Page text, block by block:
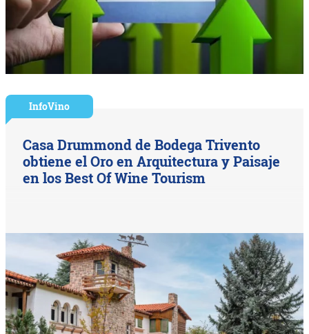
InfoVino
Casa Drummond de Bodega Trivento
obtiene el Oro en Arquitectura y Paisaje
en los Best Of Wine Tourism